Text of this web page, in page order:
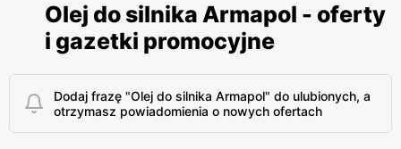
Olej do silnika Armapol - oferty
i gazetki promocyjne
Dodaj frazę "Olej do silnika Armapol" do ulubionych, a
otrzymasz powiadomienia o nowych ofertach